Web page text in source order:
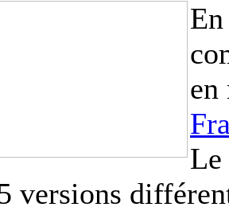
en
Le
versions